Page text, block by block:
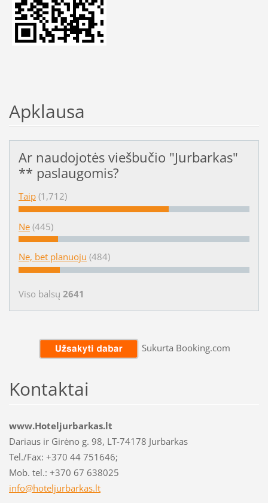
Apklausa
Ar naudojotės viešbučio "Jurbarkas"
** paslaugomis?
Taip (1,712)
Ne (445)
Ne, bet planuoju (484)
Viso balsų 2641
Sukurta Booking.com
Kontaktai
www.Hoteljurbarkas.lt
Dariaus ir Girėno g. 98, LT-74178 Jurbarkas
Tel./Fax: +370 44 751646;
Mob. tel.: +370 67 638025
info@hoteljurbarkas.lt